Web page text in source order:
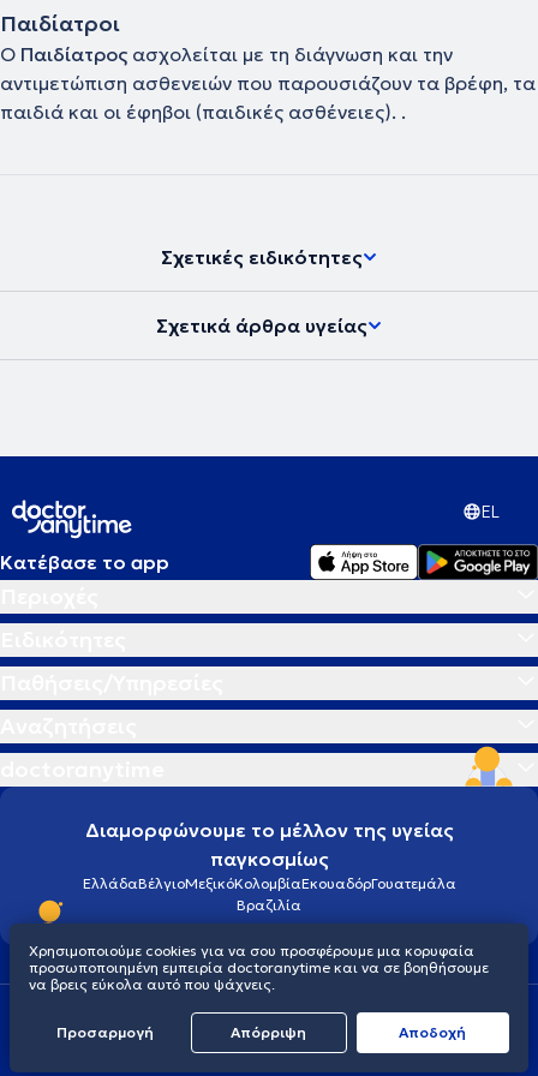
επιστημονικά συνέδρια, σε αρκετά από τα οποία έχω αναρτήσει
και επιστημονικές εργασίες και είναι μέλος στους ακόλουθους
συλλόγους και ενώσεις: Ιατρικός Σύλλογος Αθηνών, Γαλαξίας -
Σύλλογος Πιστοποιημένων Συμβούλων Γαλουχίας IBCLC Ελλάδος,
Σύνδεσμος Θηλασμού Ελλάδος-La Leche League Greece, Δίκτυο
Δράσης για την βρεφική και παιδική διατροφή IBFAN Greece.
Παιδίατροι
Ο Παιδίατρος ασχολείται με τη διάγνωση και την
αντιμετώπιση ασθενειών που παρουσιάζουν τα βρέφη, τα
παιδιά και οι έφηβοι (παιδικές ασθένειες). .
Σχετικές ειδικότητες
Σχετικά άρθρα υγείας
EL
Κατέβασε το app
Διαμορφώνουμε το μέλλον της υγείας
παγκοσμίως
ΕλλάδαΒέλγιοΜεξικόΚολομβίαΕκουαδόρΓουατεμάλα
Βραζιλία
Πολιτική προστασίας προσωπικού απορρήτου
© 2026 doctoranytime
Χρησιμοποιούμε cookies για να σου προσφέρουμε μια κορυφαία
προσωποποιημένη εμπειρία doctoranytime και να σε βοηθήσουμε
να βρεις εύκολα αυτό που ψάχνεις.
Προσαρμογή Απόρριψη Aποδοχή